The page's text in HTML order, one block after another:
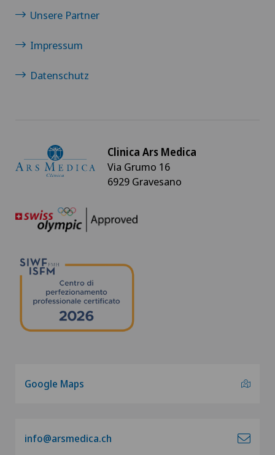
Unsere Partner
Impressum
Datenschutz
Clinica Ars Medica
Via Grumo 16
6929 Gravesano
Google Maps
info@arsmedica.ch